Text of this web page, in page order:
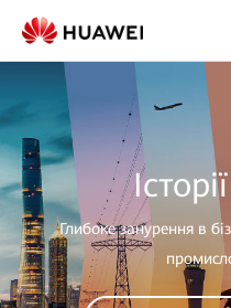
Глибоке занурення в